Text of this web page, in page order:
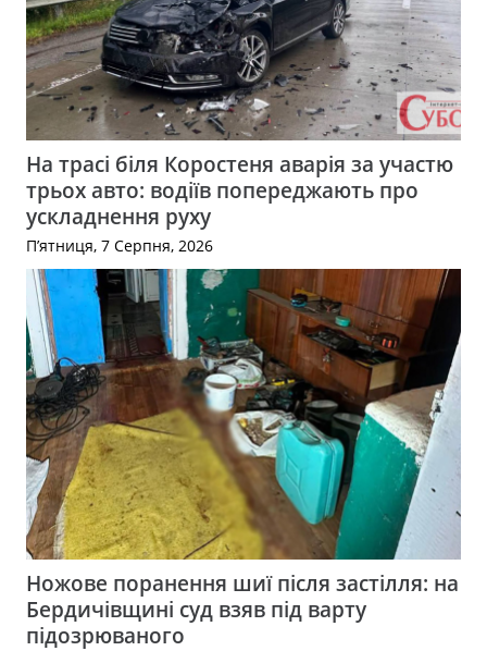
На трасі біля Коростеня аварія за участю
трьох авто: водіїв попереджають про
ускладнення руху
П’ятниця, 7 Серпня, 2026
Ножове поранення шиї після застілля: на
Бердичівщині суд взяв під варту
підозрюваного